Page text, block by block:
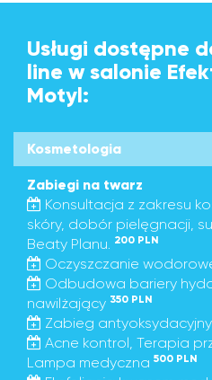
Usługi dostępne
line w salonie
Motyl:
Kosmetologia
Zabiegi na twarz
Konsultacja z zakresu
skóry, dobór pielęgnacji,
Beaty Planu. 200 PLN
Oczyszczanie
Odbudowa bariery
nawilżający 350 PLN
Zabieg antyoksydacyjny
Acne kontrol, Terapia
Lampa medyczna 500 PLN